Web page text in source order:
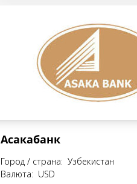
Асакабанк
Город / страна: Узбекистан
Валюта: USD